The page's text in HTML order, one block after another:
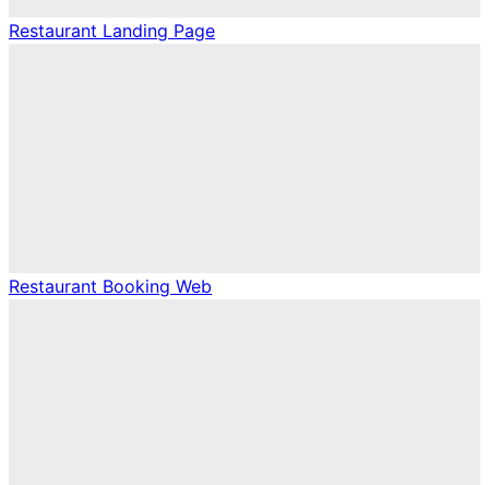
Restaurant Landing Page
Restaurant Booking Web